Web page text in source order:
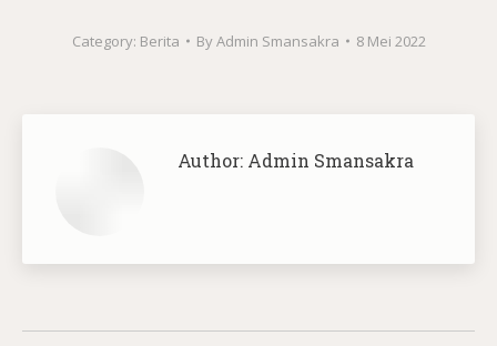
Category: Berita ByAdmin Smansakra 8 Mei 2022
Author: Admin Smansakra